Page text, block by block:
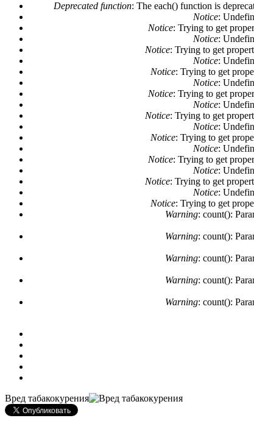
Error message
Deprecated function: The each() function is
Notice:
Notice: Trying to get
Notice:
Notice: Trying to get
Notice:
Notice: Trying to get
Notice:
Notice: Trying to get
Notice:
Notice: Trying to get
Notice:
Notice: Trying to get
Notice:
Notice: Trying to get
Notice:
Notice: Trying to get
Notice:
Notice: Trying to get
Warning: count():
Warning: count():
Warning: count():
Warning: count():
Warning: count():
Вред табакокурения